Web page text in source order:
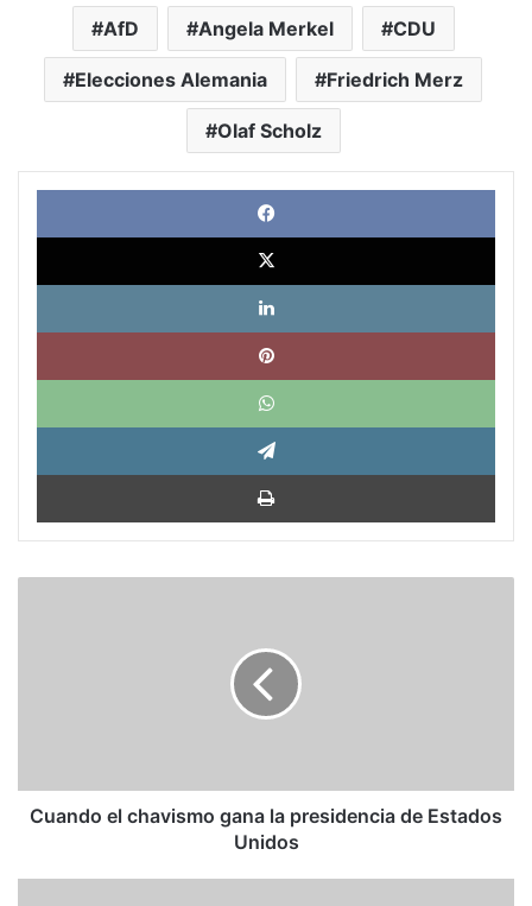
AfD Angela Merkel CDU
Elecciones Alemania Friedrich Merz
Olaf Scholz
X
Unidos
Cuando el chavismo gana la presidencia de Estados
Unidos